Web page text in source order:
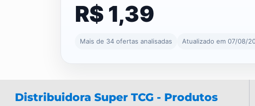
R$ 1,39
Mais de 34 ofertas analisadas Atualizado em 07/08/
Distribuidora Super TCG - Produtos